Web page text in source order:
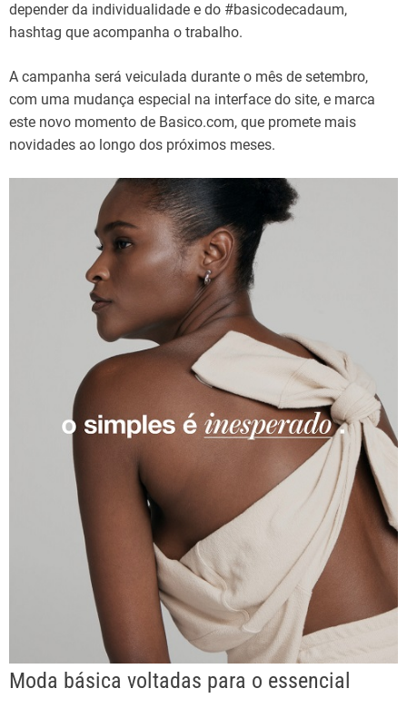
depender da individualidade e do #basicodecadaum,
hashtag que acompanha o trabalho.­
A campanha será veiculada durante o mês de setembro,
com uma mudança especial na interface do site, e marca
este novo momento de Basico.com, que promete mais
novidades ao longo dos próximos meses.
Moda básica voltadas para o essencial